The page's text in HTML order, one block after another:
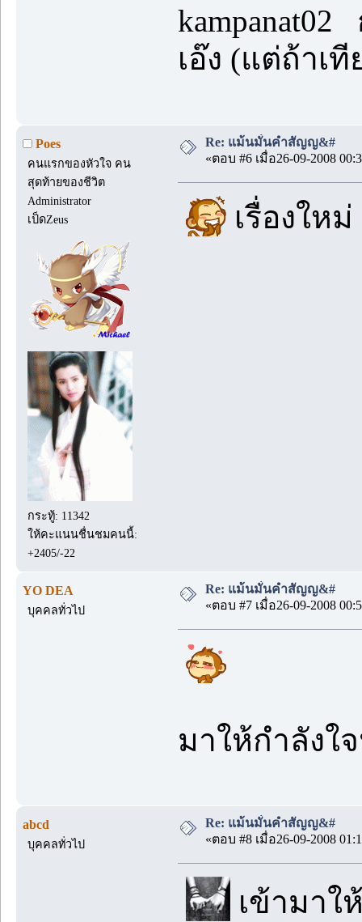
เอ๊ง (แต่ถ้าเ
Poes
คนแรกของหัวใจ คน
สุดท้ายของชีวิต
Administrator
เป็ดZeus
กระทู้: 11342
ให้คะแนนชื่นชมคนนี้:
+2405/-22
Re: แม้นมั่นคำสัญญ&#
«ตอบ #6 เมื่อ26-09-2008
เรื่องให
YO DEA
บุคคลทั่วไป
Re: แม้นมั่นคำสัญญ&#
«ตอบ #7 เมื่อ26-09-2008
มาให้กำลังใ
abcd
บุคคลทั่วไป
Re: แม้นมั่นคำสัญญ&#
«ตอบ #8 เมื่อ26-09-2008
เข้ามาใ